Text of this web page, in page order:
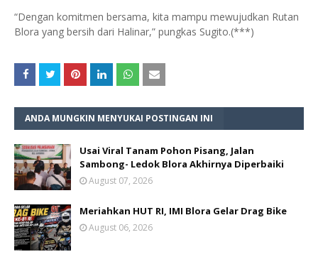
“Dengan komitmen bersama, kita mampu mewujudkan Rutan
Blora yang bersih dari Halinar,” pungkas Sugito.(***)
ANDA MUNGKIN MENYUKAI POSTINGAN INI
Usai Viral Tanam Pohon Pisang, Jalan
Sambong- Ledok Blora Akhirnya Diperbaiki
August 07, 2026
Meriahkan HUT RI, IMI Blora Gelar Drag Bike
August 06, 2026